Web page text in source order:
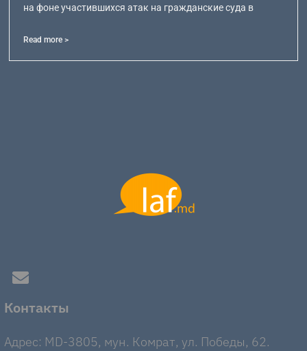
на фоне участившихся атак на гражданские суда в
Read more >
Контакты
Адрес: MD-3805, мун. Комрат, ул. Победы, 62.